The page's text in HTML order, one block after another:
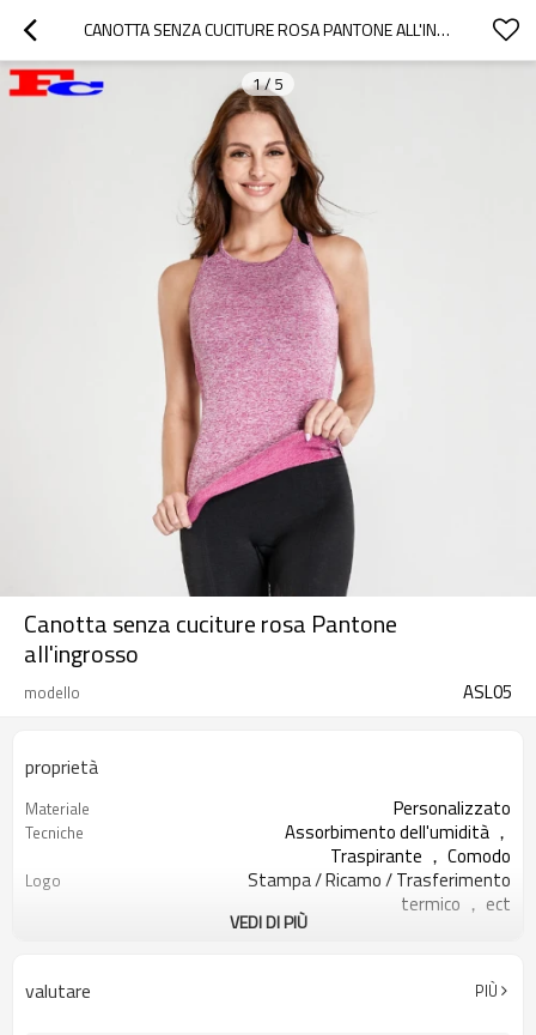
CANOTTA SENZA CUCITURE ROSA PANTONE ALL'INGROSSO
1/ 5
Canotta senza cuciture rosa Pantone
all'ingrosso
modello ASL05
proprietà
Materiale Personalizzato
Tecniche
Assorbimento dell'umidità ，
Traspirante ， Comodo
Logo
Stampa / Ricamo / Trasferimento
termico ， ect
Esecuzione di esercizi di yoga in
XXS-XXXL o dimensioni
personalizzate
VEDI DI PIÙ
valutare PIÙ